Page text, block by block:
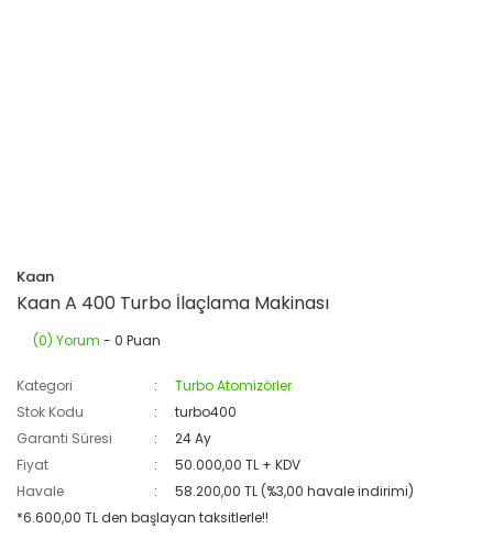
Kaan
Kaan A 400 Turbo İlaçlama Makinası
(0) Yorum - 0 Puan
Kategori
Turbo Atomizörler
Stok Kodu
turbo400
Garanti Süresi
24 Ay
Fiyat
50.000,00 TL + KDV
Havale
58.200,00 TL (%3,00 havale indirimi)
*6.600,00 TL den başlayan taksitlerle!!